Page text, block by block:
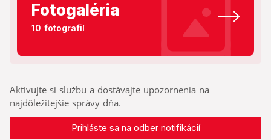
Fotogaléria
10 fotografií
Aktivujte si službu a dostávajte upozornenia na
najdôležitejšie správy dňa.
Prihláste sa na odber notifikácií